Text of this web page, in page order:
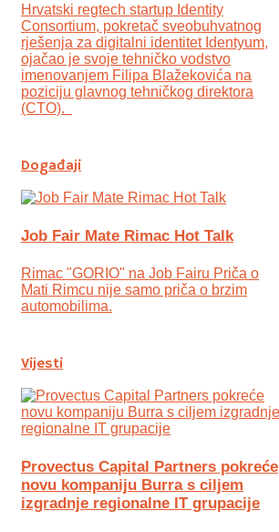
Hrvatski regtech startup Identity
Consortium, pokretač sveobuhvatnog
rješenja za digitalni identitet Identyum,
ojаčao je svoje tehničko vodstvo
imenovanjem Filipa Blažekovića na
poziciju glavnog tehničkog direktora
(CTO).
Događaji
Job Fair Mate Rimac Hot Talk
Rimac "GORIO" na Job Fairu Priča o
Mati Rimcu nije samo priča o brzim
automobilima.
Vijesti
Provectus Capital Partners pokreće
novu kompaniju Burra s ciljem
izgradnje regionalne IT grupacije